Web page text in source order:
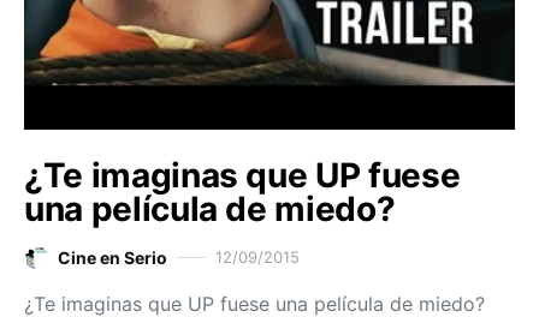
¿Te imaginas que UP fuese
una película de miedo?
Cine en Serio 12/09/2015
¿Te imaginas que UP fuese una película de miedo?